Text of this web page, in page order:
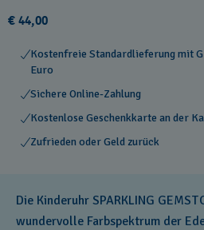
€ 44,00
Kostenfreie Standardlieferung mit
Euro
Sichere Online-Zahlung
Kostenlose Geschenkkarte an der
Zufrieden oder Geld zurück
Die Kinderuhr SPARKLING
wundervolle Farbspektrum der